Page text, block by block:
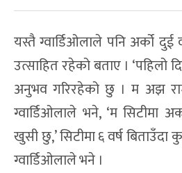
यस्तै ग्वार्डिओलाले पनि अर्को
उत्साहित रहेको बताए । ‘पहिलो
अनुभव गरिरहेको छु । म अझ
ग्वार्डिओलाले भने, ‘म सिटीमा
खुसी छु,’ सिटीमा ६ वर्ष
ग्वार्डिओलाले भने ।